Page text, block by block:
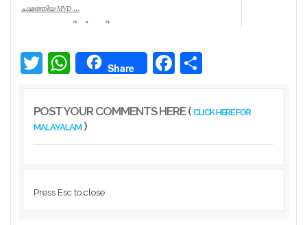
ചുമത്തിയ MVD ...
ആറന്മുളയിൽ ദുരിതാശ്വാസ
വാഹനത്തിന് മോട്ടോർ വെഹിക്കിൾ
ഇൻസ്പെക്ടർ പിഴ ...
Twitter WhatsAppShare Facebook
POST YOUR COMMENTS HERE ( CLICK HERE FOR
MALAYALAM)
Press Esc to close